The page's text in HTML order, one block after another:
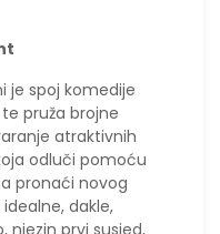
je spoj komedije
pruža brojne
atraktivnih
odluči pomoću
pronaći novog
dakle,